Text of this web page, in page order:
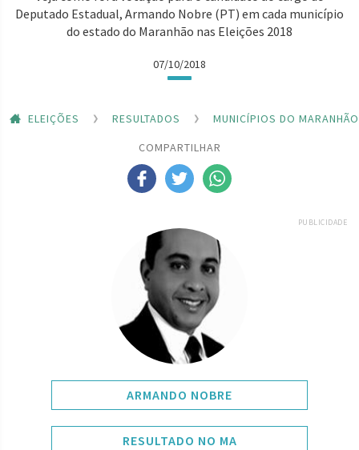
Deputado Estadual, Armando Nobre (PT) em cada município
do estado do Maranhão nas Eleições 2018
07/10/2018
ELEIÇÕES RESULTADOS
MUNICÍPIOS DO MARANHÃO
COMPARTILHAR
PUBLICIDADE
ARMANDO NOBRE
RESULTADO NO MA